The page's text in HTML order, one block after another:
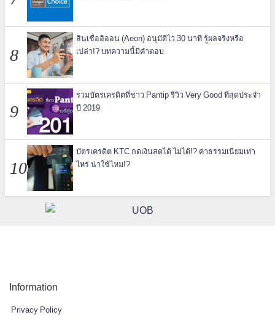
สินเชื่ออิออน (Aeon) อนุมัติไว 30 นาที รู้ผลจริงหรือ
เปล่า!? บทความนี้มีคำตอบ
รวมบัตรเครดิตที่ชาว Pantip รีวิว Very Good ที่สุดประจำ
ปี 2019
บัตรเครดิต KTC กดเงินสดได้ ไม่ได้!? ค่าธรรมเนียมเท่า
ไหร่ น่าใช้ไหม!?
Information
Privacy Policy